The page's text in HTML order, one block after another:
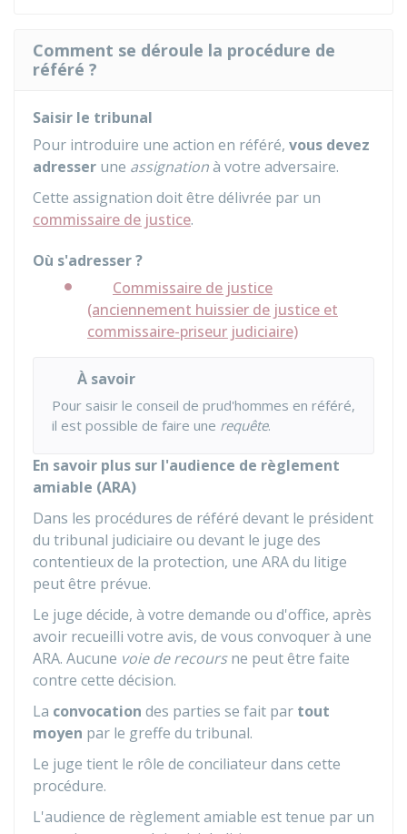
Comment se déroule la procédure de
référé ?
Saisir le tribunal
Pour introduire une action en référé, vous devez
adresser une assignationà votre adversaire.
Cette assignation doit être délivrée par un
commissaire de justice.
Où s'adresser ?
Commissaire de justice
(anciennement huissier de justice et
commissaire-priseur judiciaire)
À savoir
Pour saisir le conseil de prud'hommes en référé,
il est possible de faire une requête.
En savoir plus sur l'audience de règlement
amiable (ARA)
Dans les procédures de référé devant le président
du tribunal judiciaire ou devant le juge des
contentieux de la protection, une ARA du litige
peut être prévue.
Le juge décide, à votre demande ou d'office, après
avoir recueilli votre avis, de vous convoquer à une
ARA. Aucune voie de recoursne peut être faite
contre cette décision.
La convocation des parties se fait par tout
moyen par le greffe du tribunal.
Le juge tient le rôle de conciliateur dans cette
procédure.
L'audience de règlement amiable est tenue par un